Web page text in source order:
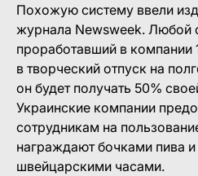
Похожую систему ввели
журнала Newsweek. Любой
проработавший в компании
в творческий отпуск на
он будет получать 50%
Украинские компании
сотрудникам на
награждают бочками пива
швейцарскими часами.